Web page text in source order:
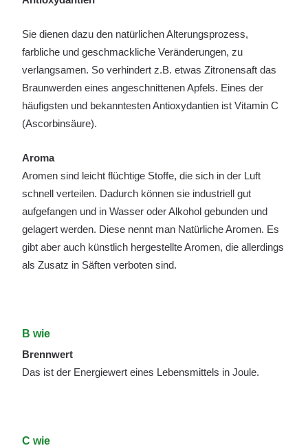
Sie dienen dazu den natürlichen Alterungsprozess,
farbliche und geschmackliche Veränderungen, zu
verlangsamen. So verhindert z.B. etwas Zitronensaft das
Braunwerden eines angeschnittenen Apfels. Eines der
häufigsten und bekanntesten Antioxydantien ist Vitamin C
(Ascorbinsäure).
Aroma
Aromen sind leicht flüchtige Stoffe, die sich in der Luft
schnell verteilen. Dadurch können sie industriell gut
aufgefangen und in Wasser oder Alkohol gebunden und
gelagert werden. Diese nennt man Natürliche Aromen. Es
gibt aber auch künstlich hergestellte Aromen, die allerdings
als Zusatz in Säften verboten sind.
B wie
Brennwert
Das ist der Energiewert eines Lebensmittels in Joule.
C wie